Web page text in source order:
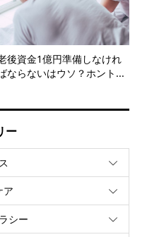
後資金1億円準備しなけれ
ならないはウソ？ホント...
ー
ア
シー